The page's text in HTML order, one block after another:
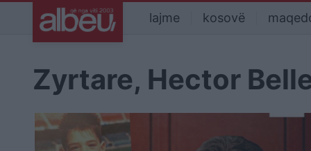
lajme kosovë
Zyrtare, Hector